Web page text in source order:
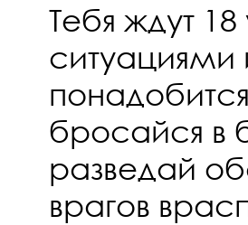
Тебя ждут
ситуациями
бросайся в
разведай
врагов